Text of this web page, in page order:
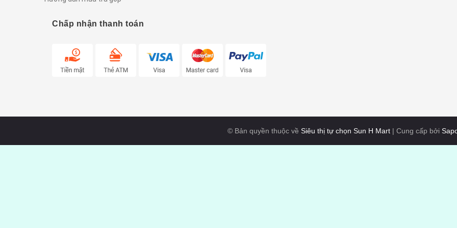
Chấp nhận thanh toán
© Bản quyền thuộc về Siêu thị tự chọn Sun H Mart| Cung cấp bởi